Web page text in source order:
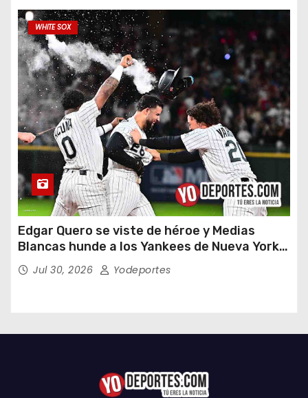
WHITE SOX
Edgar Quero se viste de héroe y Medias
Blancas hunde a los Yankees de Nueva York
en doce entradas
Jul 30, 2026 Yodeportes